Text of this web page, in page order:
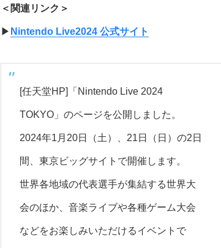
＜関連リンク＞
▶︎ Nintendo Live2024 公式サイト
[任天堂HP]「Nintendo Live 2024
TOKYO」のページを公開しました。
2024年1月20日（土）、21日（日）の2日
間、東京ビッグサイトで開催します。
世界各地域の代表選手が集結する世界大
会のほか、音楽ライブや各種ゲーム大会
などをお楽しみいただけるイベントで